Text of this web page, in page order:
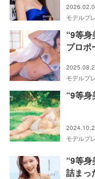
モデルプ
“9等
プロポ
モデルプ
“9等
モデルプ
“9等
詰まっ